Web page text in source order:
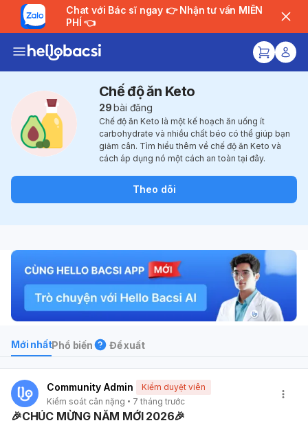
Chat với Bác sĩ ngay 👉 Nhận tư vấn MIỄN
PHÍ 👈
Chế độ ăn Keto
29 bài đăng
Chế độ ăn Keto là một kế hoạch ăn uống ít
carbohydrate và nhiều chất béo có thể giúp bạn
giảm cân. Tìm hiểu thêm về chế độ ăn Keto và
cách áp dụng nó một cách an toàn tại đây.
Theo dõi
Mới nhấtPhổ biến Đề xuất
Community Admin
Kiểm duyệt viên
Kiểm soát cân nặng
7 tháng trước
🎉CHÚC MỪNG NĂM MỚI 2026🎉